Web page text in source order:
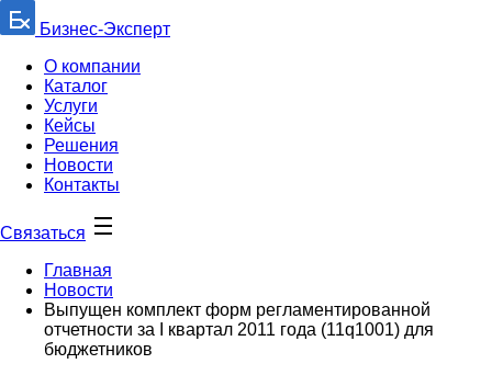
Бизнес-Эксперт
О компании
Каталог
Услуги
Кейсы
Решения
Новости
Контакты
Связаться
Главная
Новости
Выпущен комплект форм регламентированной
отчетности за I квартал 2011 года (11q1001) для
бюджетников